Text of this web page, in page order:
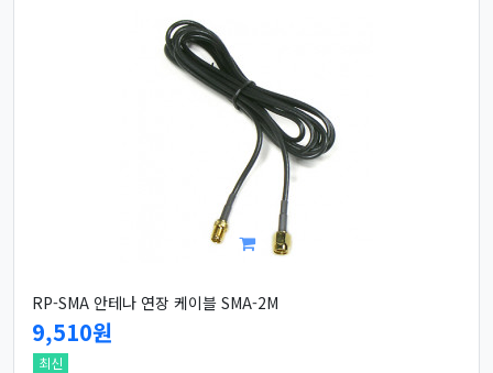
RP-SMA 안테나 연장 케이블 SMA-2M
9,510원
최신